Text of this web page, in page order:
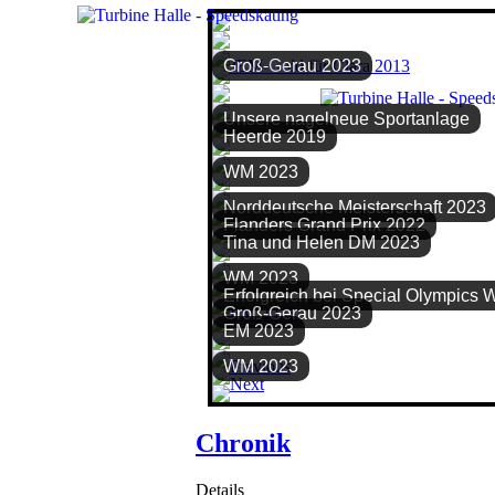
Groß-Gerau 2023
Unsere nagelneue Sportanlage
Heerde 2019
WM 2023
Norddeutsche Meisterschaft 2023
Flanders Grand Prix 2022
Tina und Helen DM 2023
WM 2023
Erfolgreich bei Special Olympics
Groß-Gerau 2023
EM 2023
WM 2023
Chronik
Details